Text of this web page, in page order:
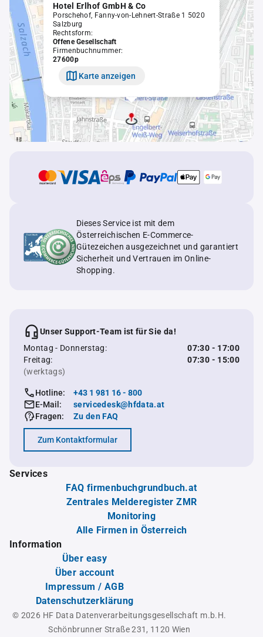
Hotel Erlhof GmbH & Co
Porschehof, Fanny-von-Lehnert-Straße 1 5020
Salzburg
Rechtsform:
Offene Gesellschaft
Firmenbuchnummer:
27600p
Karte anzeigen
Dieses Service ist mit dem
Österreichischen E-Commerce-
Gütezeichen ausgezeichnet und garantiert
Sicherheit und Vertrauen im Online-
Shopping.
Unser Support-Team ist für Sie da!
Montag - Donnerstag:
07:30 - 17:00
Freitag:
07:30 - 15:00
(werktags)
Hotline:
+43 1 981 16 - 800
E-Mail:
servicedesk@hfdata.at
Fragen:
Zu den FAQ
Zum Kontaktformular
Services
FAQ firmenbuchgrundbuch.at
Zentrales Melderegister ZMR
Monitoring
Alle Firmen in Österreich
Information
Über easy
Über account
Impressum / AGB
Datenschutzerklärung
© 2026 HF Data Datenverarbeitungsgesellschaft m.b.H.
Schönbrunner Straße 231, 1120 Wien